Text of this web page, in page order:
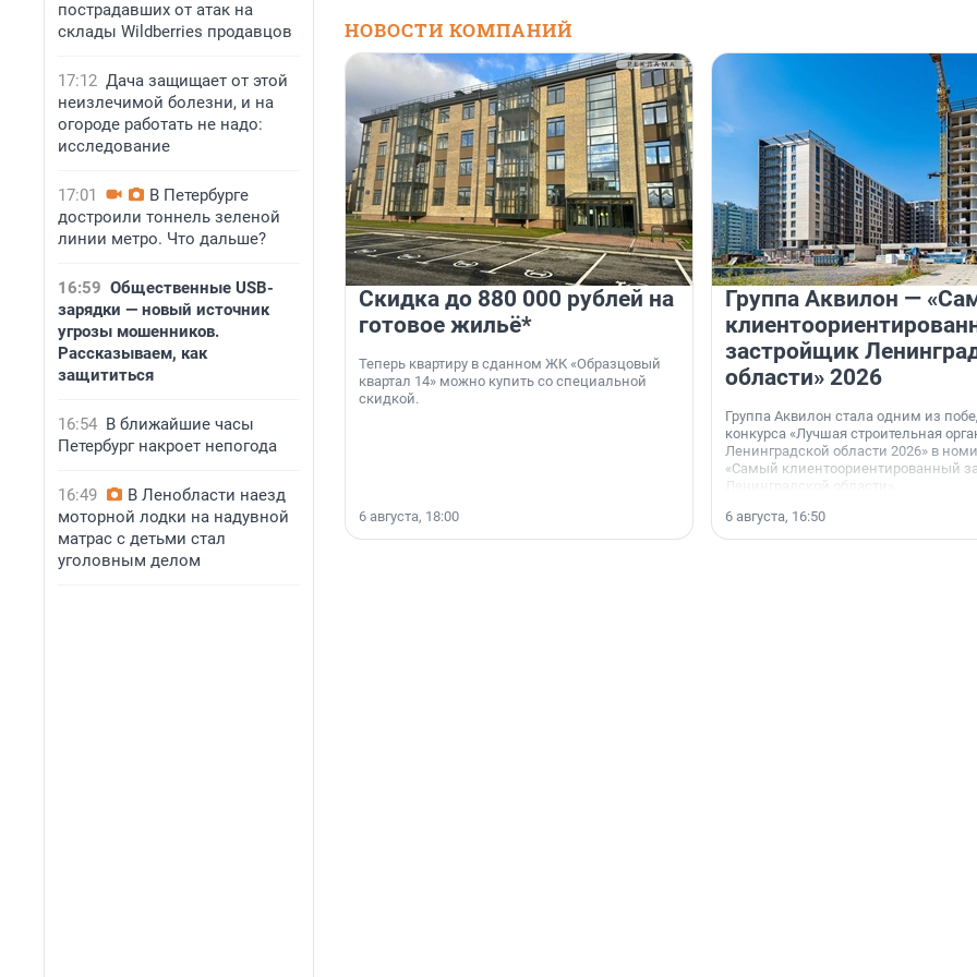
пострадавших от атак на
склады Wildberries продавцов
17:12 Дача защищает от этой
неизлечимой болезни, и на
огороде работать не надо:
исследование
17:01
В Петербурге
достроили тоннель зеленой
линии метро. Что дальше?
16:59 Общественные USB-
зарядки — новый источник
угрозы мошенников.
Рассказываем, как
защититься
16:54 В ближайшие часы
Петербург накроет непогода
16:49
В Ленобласти наезд
моторной лодки на надувной
матрас с детьми стал
уголовным делом
НОВОСТИ КОМПАНИЙ
Скидка до 880 000 рублей на
готовое жильё*
Теперь квартиру в сданном ЖК «Образцовый
квартал 14» можно купить со специальной
скидкой.
6 августа, 18:00
Группа Аквилон —
застройщик
области» 2026
Группа Аквилон стала одним из
конкурса «Лучшая строительная
Ленинградской области 2026» в
«Самый клиентоориентированный
Ленинградской области».
6 августа, 16:50